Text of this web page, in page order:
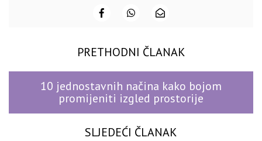
PRETHODNI ČLANAK
10 jednostavnih načina kako bojom
promijeniti izgled prostorije
SLJEDEĆI ČLANAK